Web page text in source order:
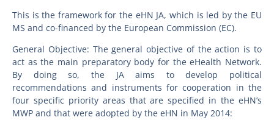
This is the framework for the eHN JA, which is led by the EU
MS and co-financed by the European Commission (EC).
General Objective: The general objective of the action is to
act as the main preparatory body for the eHealth Network.
By doing so, the JA aims to develop political
recommendations and instruments for cooperation in the
four specific priority areas that are specified in the eHN’s
MWP and that were adopted by the eHN in May 2014: